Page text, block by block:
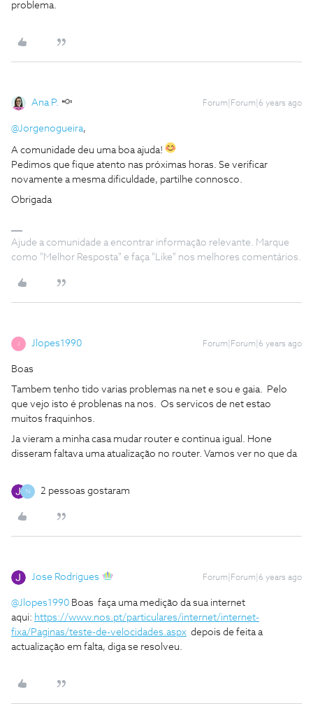
problema.
Ana P. Forum|Forum|6 years ago
@Jorgenogueira,
A comunidade deu uma boa ajuda!
Pedimos que fique atento nas próximas horas. Se verificar
novamente a mesma dificuldade, partilhe connosco.
Obrigada
Ajude a comunidade a encontrar informação relevante. Marque
como "Melhor Resposta" e faça "Like" nos melhores comentários.
Jlopes1990 Forum|Forum|6 years ago
Boas
Tambem tenho tido varias problemas na net e sou e gaia. Pelo
que vejo isto é problenas na nos. Os servicos de net estao
muitos fraquinhos.
Ja vieram a minha casa mudar router e continua igual. Hone
disseram faltava uma atualização no router. Vamos ver no que da
N 2 pessoas gostaram
Jose Rodrigues Forum|Forum|6 years ago
@Jlopes1990 Boas faça uma medição da sua internet
aqui: https://www.nos.pt/particulares/internet/internet-
fixa/Paginas/teste-de-velocidades.aspx depois de feita a
actualização em falta, diga se resolveu.